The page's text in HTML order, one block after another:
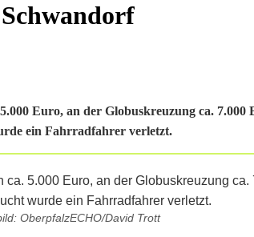
Euro, an der Globuskreuzung ca.
ein Fahrradfahrer verletzt.
OberpfalzECHO/David Trott